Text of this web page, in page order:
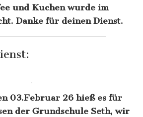
und Kuchen wurde im
Danke für deinen Dienst.
03.Februar 26 hieß es für
der Grundschule Seth, wir